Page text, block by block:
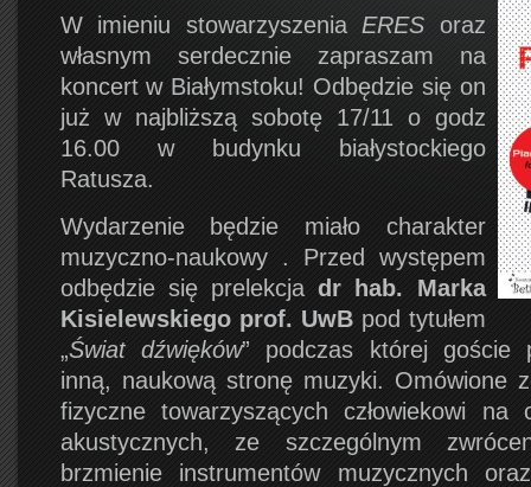
W imieniu stowarzyszeniaERES oraz
własnym serdecznie zapraszam na
koncert w Białymstoku! Odbędzie się on
już w najbliższą sobotę 17/11 o godz
16.00 w budynku białystockiego
Ratusza.
Wydarzenie będzie miało charakter
muzyczno-naukowy . Przed występem
odbędzie się prelekcjadr hab. Marka
Kisielewskiego prof. UwBpod tytułem
„Świat dźwięków” podczas której goście
inną, naukową stronę muzyki. Omówione
fizyczne towarzyszących człowiekowi na
akustycznych, ze szczególnym
brzmienie instrumentów muzycznych